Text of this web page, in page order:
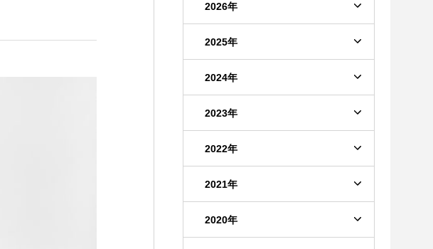
2026年
2025年
2024年
2023年
2022年
2021年
2020年